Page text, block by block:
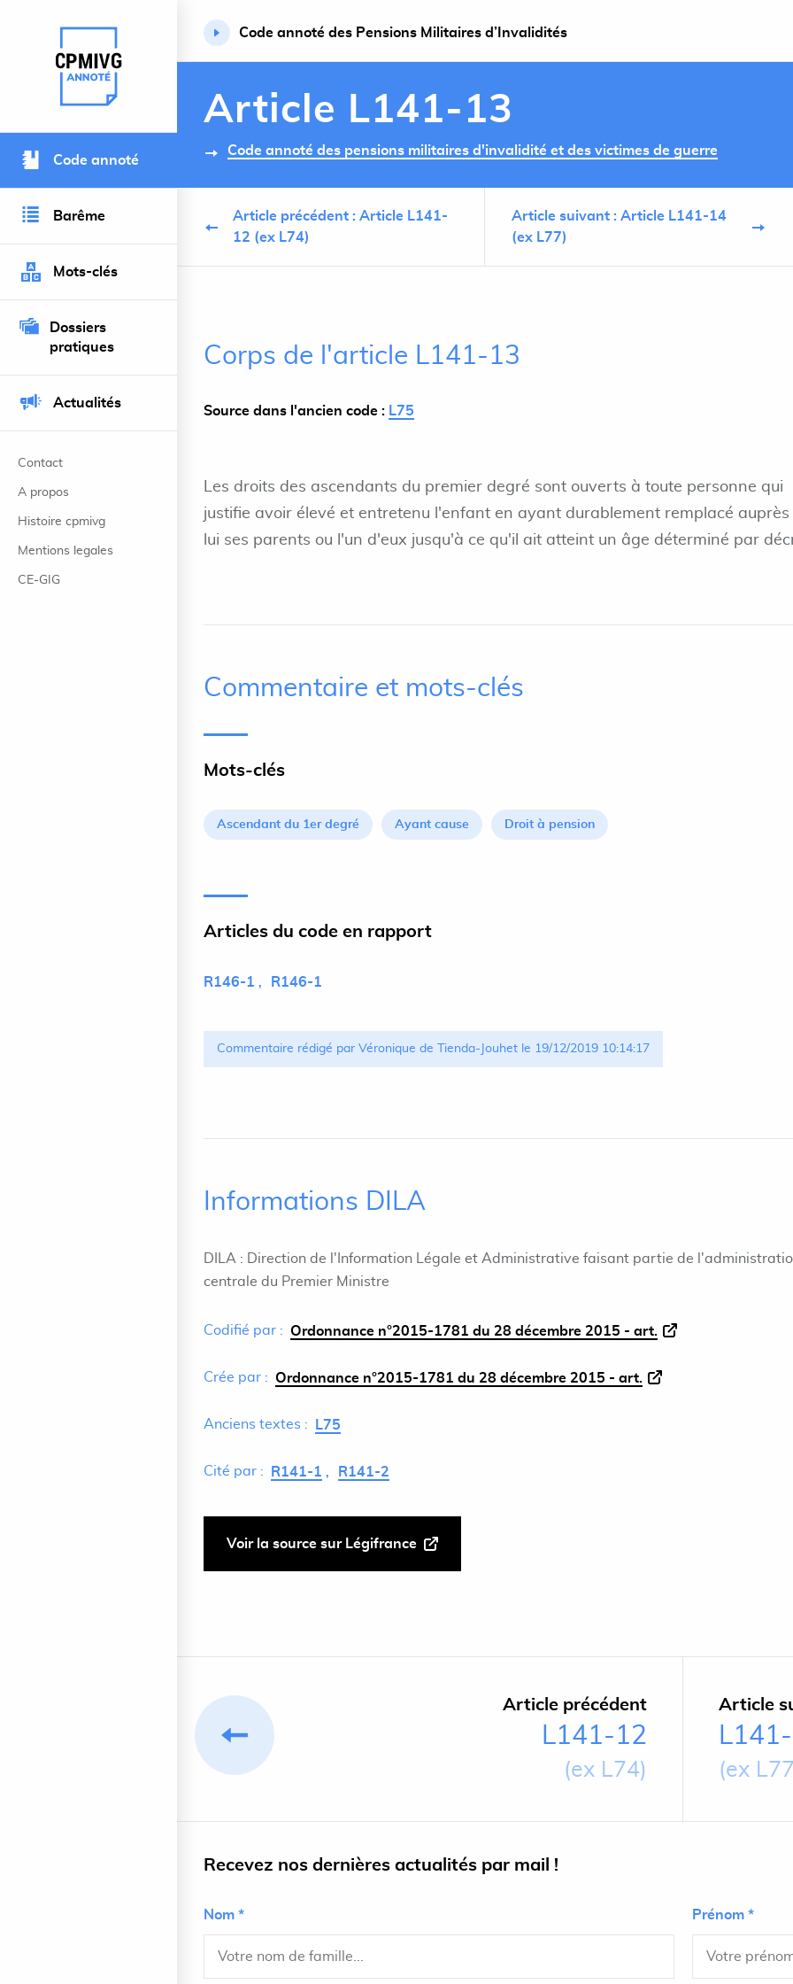
Retour à l’accueil du site
Code annoté
Barême
Mots-clés
Dossiers
pratiques
Actualités
Contact
A propos
Histoire cpmivg
Mentions legales
CE-GIG
Code annoté des Pensions Militaires d’Invalidités
Article L141-13
Code annoté des pensions militaires d'invalidité et des victimes de guerre
Article précédent : Article L141-
12 (ex L74)
Article suivant : Article L141-14
(ex L77)
Corps de l'article L141-13
Source dans l'ancien code : L75
Les droits des ascendants du premier degré sont ouverts à toute personne qui
justifie avoir élevé et entretenu l'enfant en ayant durablement remplacé auprès
lui ses parents ou l'un d'eux jusqu'à ce qu'il ait atteint un âge déterminé par
Commentaire et mots-clés
Mots-clés
Ascendant du 1er degré Ayant cause Droit à pension
Articles du code en rapport
R146-1 R146-1
Commentaire rédigé par Véronique de Tienda-Jouhet le 19/12/2019 10:14:17
Informations DILA
DILA : Direction de l'Information Légale et Administrative faisant partie de
centrale du Premier Ministre
Codifié par : Ordonnance n°2015-1781 du 28 décembre 2015 - art.
Crée par : Ordonnance n°2015-1781 du 28 décembre 2015 - art.
Anciens textes : L75
Cité par : R141-1 R141-2
Voir la source sur Légifrance
Article précédent
L141-12
(ex L74)
Article
(ex
Recevez nos dernières actualités par mail !
Nom * Prénom *